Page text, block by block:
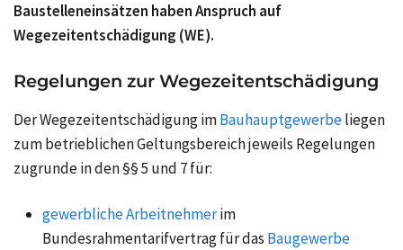
Baustelleneinsätzen haben Anspruch auf
Wegezeitentschädigung (WE).
Regelungen zur Wegezeitentschädigung
Der Wegezeitentschädigung imBauhauptgewerbeliegen
zum betrieblichen Geltungsbereich jeweils Regelungen
zugrunde in den §§ 5 und 7 für:
gewerbliche Arbeitnehmerim
Bundesrahmentarifvertragfür das Baugewerbe